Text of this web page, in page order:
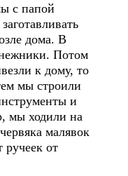
с папой
дома. В
Потом
к дому, то
мы строили
и
мы ходили на
малявок
ручеек от